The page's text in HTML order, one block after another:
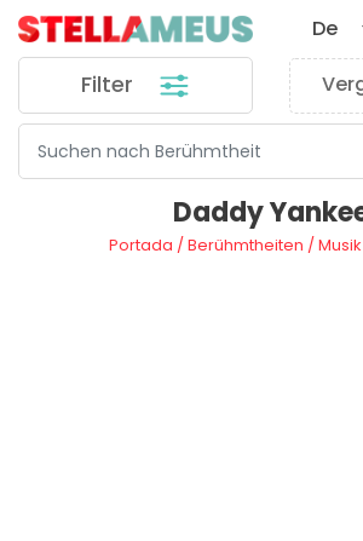
Filter
De
Daddy
Portada /Berühmtheiten /Musik